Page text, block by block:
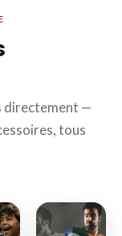
directement —
tous